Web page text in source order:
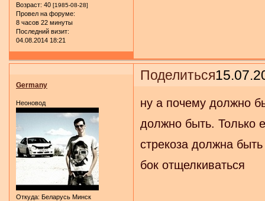
Возраст: 40 [1985-08-28]
Провел на форуме:
8 часов 22 минуты
Последний визит:
04.08.2014 18:21
Поделиться
Germany
Неоновод
Откуда: Беларусь Минск
ну а почему должно
должно быть. Только
стрекоза должна
бок отщелкиваться